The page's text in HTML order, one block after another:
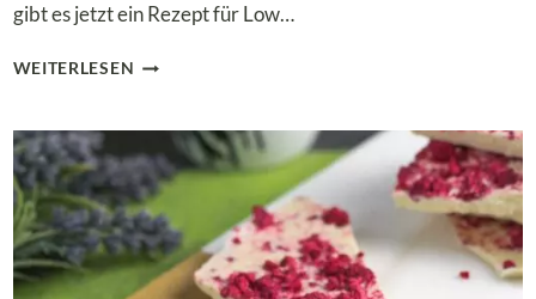
gibt es jetzt ein Rezept für Low…
WEITERLESEN LOW
–
ZUCKERFREIES
MANDELKROKANT
MIT
SCHOKOLADE
SELBER
MACHEN